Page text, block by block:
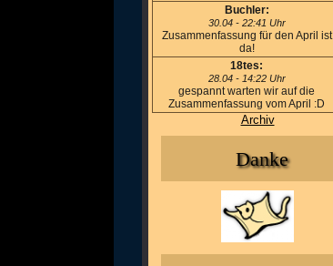
Buchler:
30.04 - 22:41 Uhr
Zusammenfassung für den April ist
da!
18tes:
28.04 - 14:22 Uhr
gespannt warten wir auf die
Zusammenfassung vom April :D
Archiv
Danke